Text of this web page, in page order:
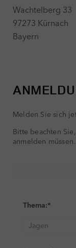
Wachtelberg 33
97273 Kürnach
Bayern
Melden Sie sich
Bitte beachten
anmelden müssen.